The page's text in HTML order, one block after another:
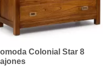
Colonial Star 8